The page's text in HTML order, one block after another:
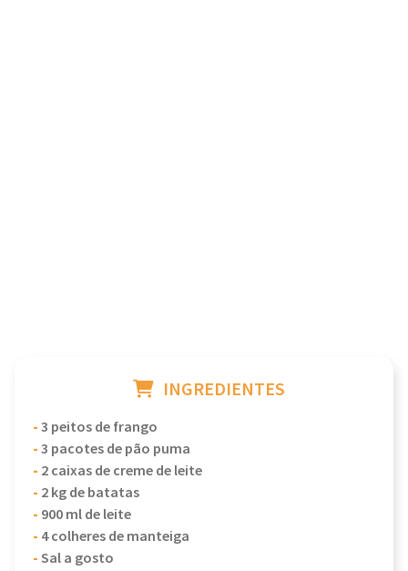
INGREDIENTES
-3 peitos de frango
-3 pacotes de pão puma
- 2 caixas de creme de leite
- 2 kg de batatas
- 900 ml de leite
- 4 colheres de manteiga
-Sal a gosto